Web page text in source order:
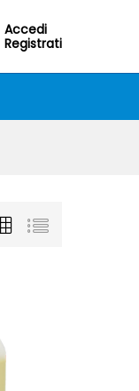
Accedi
Registrati